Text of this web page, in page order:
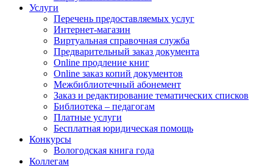
Услуги
Перечень предоставляемых услуг
Интернет-магазин
Виртуальная справочная служба
Предварительный заказ документа
Online продление книг
Online заказ копий документов
Межбиблиотечный абонемент
Заказ и редактирование тематических списков
Библиотека – педагогам
Платные услуги
Бесплатная юридическая помощь
Конкурсы
Вологодская книга года
Коллегам